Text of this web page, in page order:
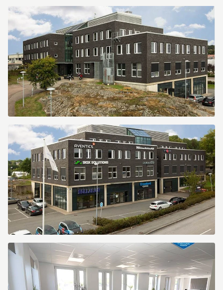
Victor
Hasselblads
gata
9
Victor
Hasselblads